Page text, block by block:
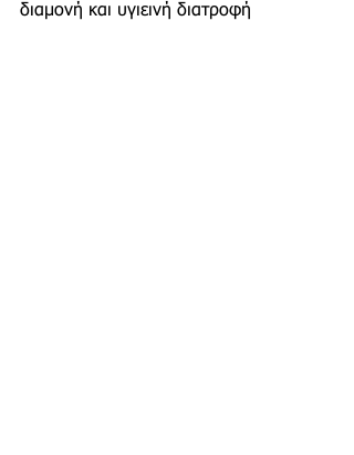
διαμονή και υγιεινή διατροφή